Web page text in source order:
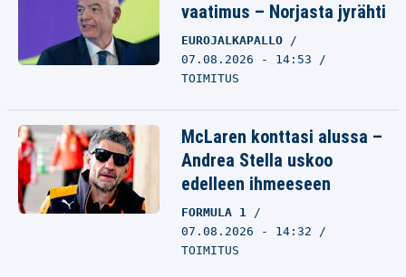
vaatimus – Norjasta jyrähti
EUROJALKAPALLO
07.08.2026 - 14:53
TOIMITUS
McLaren konttasi alussa –
Andrea Stella uskoo
edelleen ihmeeseen
FORMULA 1
07.08.2026 - 14:32
TOIMITUS